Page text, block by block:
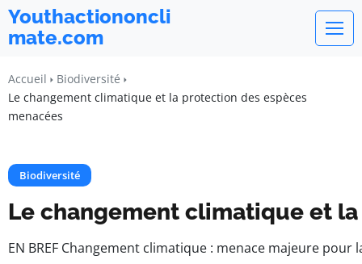
Youthactiononcli
mate.com
Accueil
Biodiversité
Le changement climatique et la protection des espèces
menacées
Biodiversité
Le changement climatique et
EN BREF Changement climatique : menace majeure